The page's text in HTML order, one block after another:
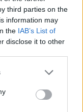
third parties on the
information may
the IAB’s List of
disclose it to other
že fotografie a